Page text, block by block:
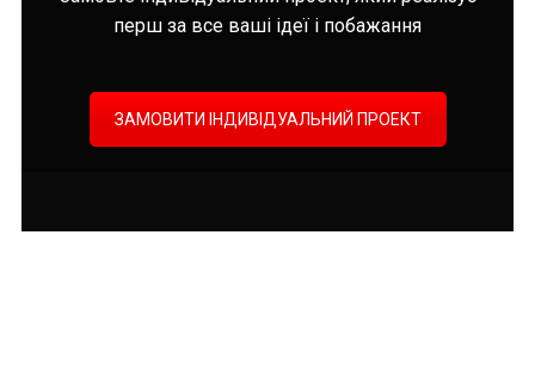
перш за все ваші ідеї і побажання
ЗАМОВИТИ ІНДИВІДУАЛЬНИЙ ПРОЕКТ